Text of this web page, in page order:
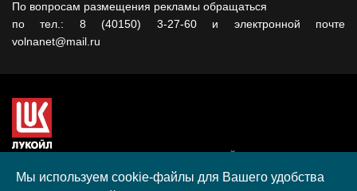
По вопросам размещения рекламы обращаться
по тел.: 8 (40150) 3-27-60 и электронной почте
volnanet@mail.ru
гранта, полученного в рамках XIII Конкурса социальных и
Мы используем cookie-файлы для Вашего удобства